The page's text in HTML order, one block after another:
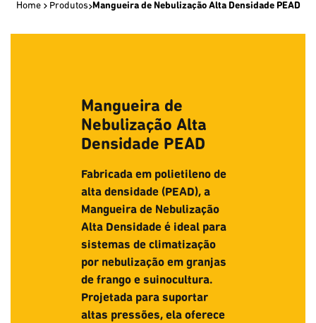
Home Produtos Mangueira de Nebulização Alta Densidade PEAD
Mangueira de
Nebulização Alta
Densidade PEAD
Fabricada em polietileno de
alta densidade (PEAD), a
Mangueira de Nebulização
Alta Densidade é ideal para
sistemas de climatização
por nebulização em granjas
de frango e suinocultura.
Projetada para suportar
altas pressões, ela oferece